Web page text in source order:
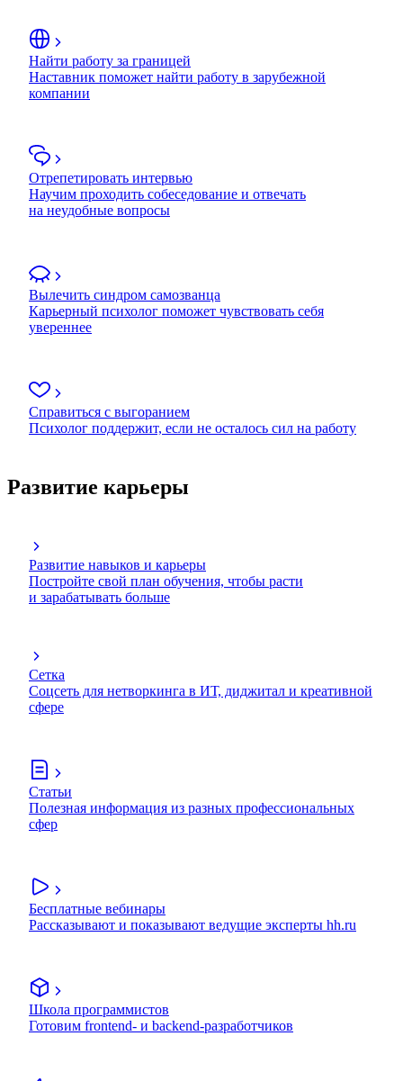
Найти работу за границей
Наставник поможет найти работу в зарубежной
компании
Отрепетировать интервью
Научим проходить собеседование и отвечать
на неудобные вопросы
Вылечить синдром самозванца
Карьерный психолог поможет чувствовать себя
увереннее
Справиться с выгоранием
Психолог поддержит, если не осталось сил на работу
Развитие карьеры
Развитие навыков и карьеры
Постройте свой план обучения, чтобы расти
и зарабатывать больше
Сетка
Соцсеть для нетворкинга в ИТ, диджитал и креативной
сфере
Статьи
Полезная информация из разных профессиональных
сфер
Бесплатные вебинары
Рассказывают и показывают ведущие эксперты hh.ru
Школа программистов
Готовим frontend- и backend-разработчиков